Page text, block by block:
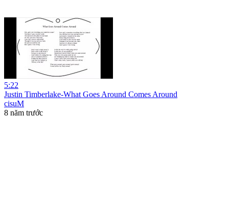
5:22
Justin Timberlake-What Goes Around Comes Around
cisuM
8 năm trước